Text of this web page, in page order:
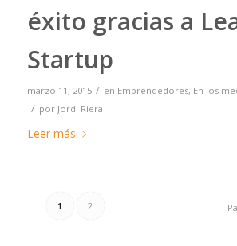
éxito gracias a
Startup
marzo 11, 2015 / en Emprendedores, En los
/ por Jordi Riera
Leer más
1 2